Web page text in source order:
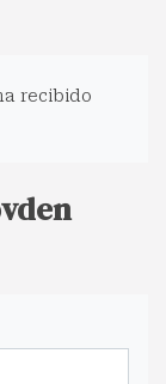
recibido